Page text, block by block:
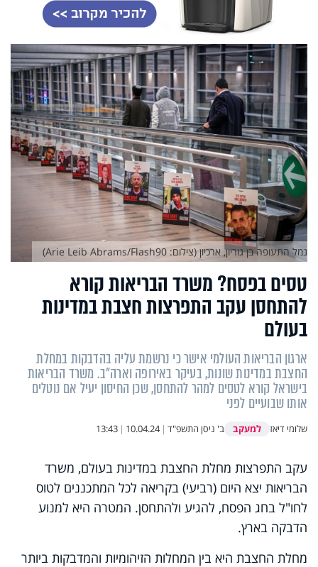
טסים בפסח? משרד הבריאות קורא
להתחסן עקב התפרצות חצבת במדינות
בעולם
ארגון הבריאות העולמי אישר כי נרשמת עליה בהדבקות במחלת
החצבת במדינות שונות, בעיקר באירופה וארה"ב. משרד הבריאות
בישראל קורא לטסים למהר להתחסן, שכן החיסון יעיל אם נוטלים
אותו שבועיים לפני
שלומי דיאז למעקב ב' ניסן התשפ"ד |
10.04.24
|
13:43
נמל התעופה בן גוריון, ארכיון (צילום: Arie Leib Abrams/Flash90)
עקב התפרצות מחלת החצבת במדינות בעולם, משרד
הבריאות יצא היום (רביעי) בקריאה לכל המתכננים לטוס
לחו"ל בחג הפסח, להגיע ולהתחסן. המטרה היא למנוע
הדבקה בארץ.
מחלת החצבת היא בין המחלות הזיהומיות והמדבקות ביותר